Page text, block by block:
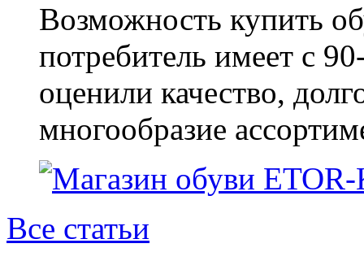
Возможность купить
потребитель имеет с
оценили качество,
многообразие
Все статьи